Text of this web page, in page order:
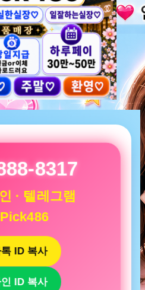
8317
· 텔레그램
ID 복사
ID 복사